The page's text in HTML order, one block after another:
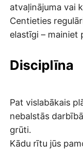
atvaļinājuma vai
Centieties
elastīgi – mainiet
Disciplīna
Pat vislabākais
nebalstās
grūti.
Kādu rītu jūs